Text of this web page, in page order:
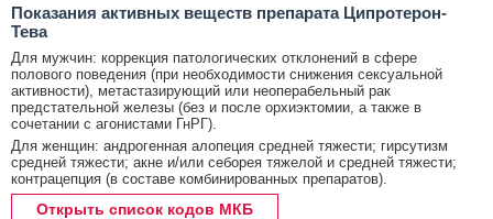
Показания активных веществ препарата Ципротерон-
Тева
Для мужчин: коррекция патологических отклонений в сфере
полового поведения (при необходимости снижения сексуальной
активности), метастазирующий или неоперабельный рак
предстательной железы (без и после орхиэктомии, а также в
сочетании с агонистами ГнРГ).
Для женщин: андрогенная алопеция средней тяжести; гирсутизм
средней тяжести; акне и/или себорея тяжелой и средней тяжести;
контрацепция (в составе комбинированных препаратов).
Открыть список кодов МКБ